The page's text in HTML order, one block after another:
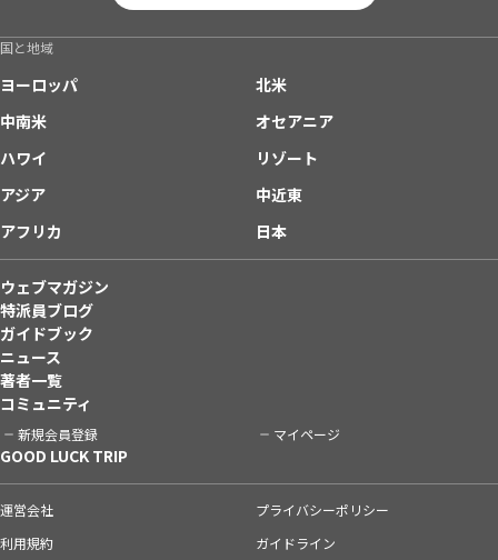
国と地域
ヨーロッパ
北米
中南米
オセアニア
ハワイ
リゾート
アジア
中近東
アフリカ
日本
ウェブマガジン
特派員ブログ
ガイドブック
ニュース
著者一覧
コミュニティ
新規会員登録 マイページ
GOOD LUCK TRIP
運営会社
プライバシーポリシー
利用規約
ガイドライン